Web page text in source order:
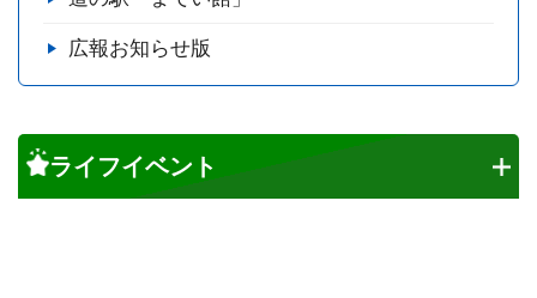
広報お知らせ版
ライフイベント